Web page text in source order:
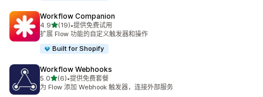
Workflow Companion
4.9星（满分 5 星）
(19)
总共 19 条评论
•提供免费试用
扩展 Flow 功能的自定义触发器和操作
Built for Shopify
Workflow Webhooks
5.0星（满分 5 星）
(6)
总共 6 条评论
•提供免费套餐
为 Flow 添加 Webhook 触发器，连接外部服务